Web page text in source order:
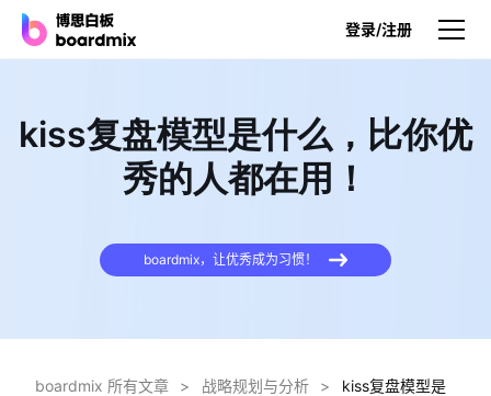
登录/注册
产品
博思白板
博思白板SDK
kiss复盘模型是什么，比你优
秀的人都在用！
boardmix，让优秀成为习惯！
boardmix 所有文章 > 战略规划与分析 >
kiss复盘模型是